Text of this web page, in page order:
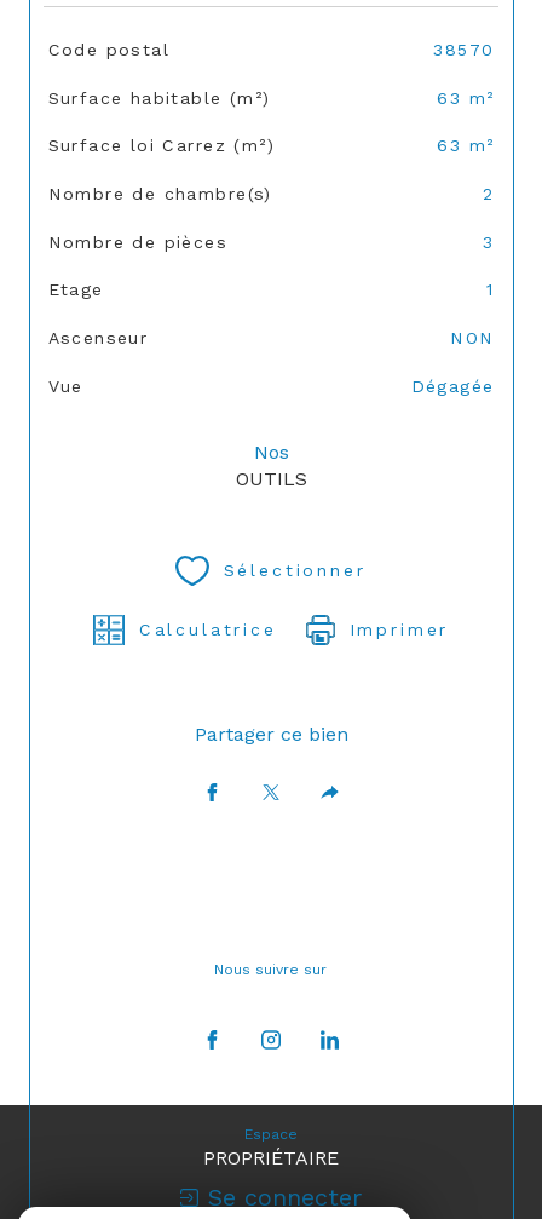
TRAD_SIROCCO_Caracteristique
Code postal 38570
Surface habitable (m²) 63 m²
Surface loi Carrez (m²) 63 m²
Nombre de chambre(s) 2
Nombre de pièces 3
Etage 1
Ascenseur NON
Vue Dégagée
Nos
OUTILS
Sélectionner
Calculatrice Imprimer
Partager ce bien
Nous suivre sur
Espace
PROPRIÉTAIRE
Se connecter